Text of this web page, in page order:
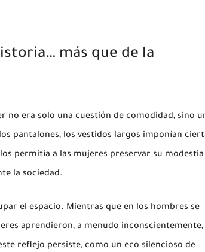
más que de la
no era solo una cuestión de comodidad, sino
pantalones, los vestidos largos imponían
permitía a las mujeres preservar su modestia
la sociedad.
el espacio. Mientras que en los hombres se
aprendieron, a menudo inconscientemente,
reflejo persiste, como un eco silencioso de